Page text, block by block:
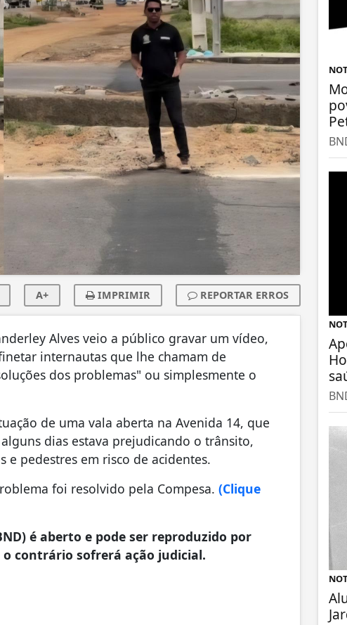
A+ IMPRIMIR REPORTAR ERROS
Alves veio a público gravar um vídeo,
internautas que lhe chamam de
dos problemas" ou simplesmente o
de uma vala aberta na Avenida 14, que
dias estava prejudicando o trânsito,
pedestres em risco de acidentes.
foi resolvido pela Compesa. (Clique
é aberto e pode ser reproduzido por
contrário sofrerá ação judicial.